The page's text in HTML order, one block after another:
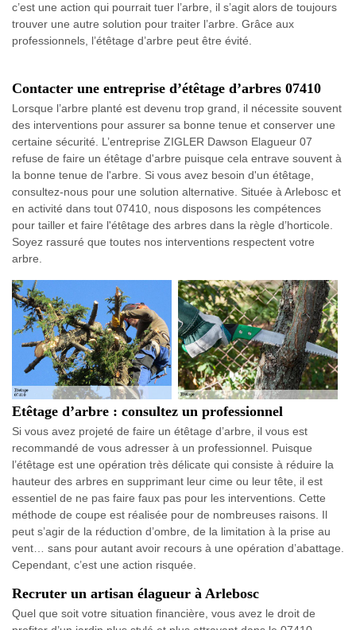
c’est une action qui pourrait tuer l’arbre, il s’agit alors de toujours
trouver une autre solution pour traiter l’arbre. Grâce aux
professionnels, l’étêtage d’arbre peut être évité.
Contacter une entreprise d’étêtage d’arbres 07410
Lorsque l’arbre planté est devenu trop grand, il nécessite souvent
des interventions pour assurer sa bonne tenue et conserver une
certaine sécurité. L’entreprise ZIGLER Dawson Elagueur 07
refuse de faire un étêtage d'arbre puisque cela entrave souvent à
la bonne tenue de l'arbre. Si vous avez besoin d'un étêtage,
consultez-nous pour une solution alternative. Située à Arlebosc et
en activité dans tout 07410, nous disposons les compétences
pour tailler et faire l'étêtage des arbres dans la règle d’horticole.
Soyez rassuré que toutes nos interventions respectent votre
arbre.
Etêtage d’arbre : consultez un professionnel
Si vous avez projeté de faire un étêtage d’arbre, il vous est
recommandé de vous adresser à un professionnel. Puisque
l’étêtage est une opération très délicate qui consiste à réduire la
hauteur des arbres en supprimant leur cime ou leur tête, il est
essentiel de ne pas faire faux pas pour les interventions. Cette
méthode de coupe est réalisée pour de nombreuses raisons. Il
peut s’agir de la réduction d’ombre, de la limitation à la prise au
vent… sans pour autant avoir recours à une opération d’abattage.
Cependant, c’est une action risquée.
Recruter un artisan élagueur à Arlebosc
Quel que soit votre situation financière, vous avez le droit de